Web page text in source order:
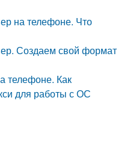
на телефоне. Что
Создаем свой формат
телефоне. Как
для работы с ОС